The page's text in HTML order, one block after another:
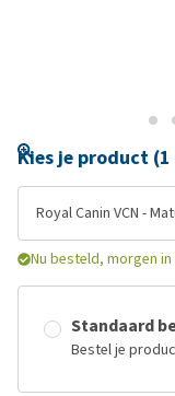
Kies je product
Royal Canin VCN -
Nu besteld, morgen in
Standaard
Bestel je